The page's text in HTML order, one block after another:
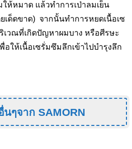
ห้หมาด แล้วทำการเป่าลมเย็น
เด็ดขาด) จากนั้นทำการหยดเนื้อเซ
เวณที่เกิดปัญหาผมบาง หรือศีรษะ
อให้เนื้อเซรั่มซึมลึกเข้าไปบำรุงลึก
ๆจาก SAMORN